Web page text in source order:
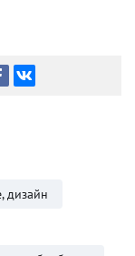
дизайн